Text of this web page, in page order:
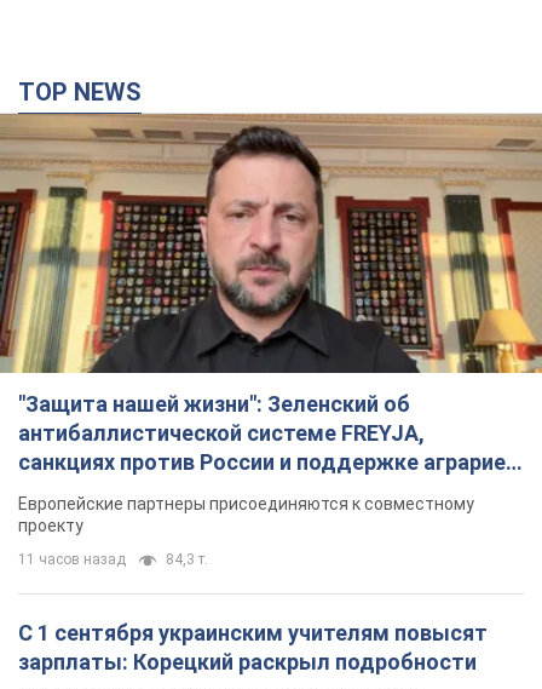
TOP NEWS
"Защита нашей жизни": Зеленский об
антибаллистической системе FREYJA,
санкциях против России и поддержке аграриев.
Видео
Европейские партнеры присоединяются к совместному
проекту
11 часов назад 84,3 т.
С 1 сентября украинским учителям повысят
зарплаты: Корецкий раскрыл подробности